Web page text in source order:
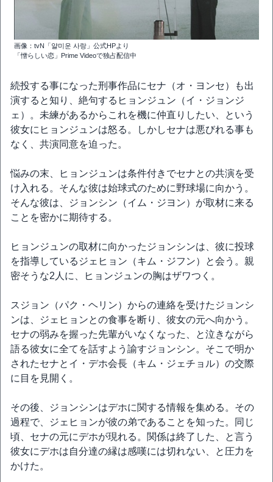
画像：tvN「얄미운 사랑」公式HPより
「憎らしい恋」Prime Videoで独占配信中
続投する事になった刑事作品にセナ（オ・ヨンセ）も出
演すると知り、絶句するヒョンジュン（イ・ジョンジ
ェ）。未練があるからこれを機に仲直りしたい、という
彼女にヒョンジュンは怒る。しかしセナは悪びれる事も
なく、共演同意を迫った。
悩みの末、ヒョンジュンは条件付きでセナとの共演を受
け入れる。そんな彼は始球式のために野球場に向かう。
そんな彼は、ジョンシン（イム・ジヨン）が取材に来る
ことを密かに期待する。
ヒョンジュンの取材に向かったジョンシンは、彼に投球
を指導しているジェヒョン（キム・ジフン）と会う。親
密そうな2人に、ヒョンジュンの胸はザワつく。
スジョン（パク・ヘリン）からの連絡を受けたジョンシ
ンは、ジェヒョンとの食事を断り、彼女の元へ向かう。
セナの弱みを握った先輩がいなくなった、と泣きながら
語る彼女に全てを話すよう諭すジョンシン。そこで明か
されたセナとイ・デホ会長（キム・ジェチョル）の交際
に目を見開く。
その後、ジョンシンはデホに関する情報を集める。その
過程で、ジェヒョンが彼の弟であることを知った。同じ
頃、セナの元にデホが現れる。関係は終了した、と言う
彼女にデホは自分達の縁は感嘆には切れない、と圧力を
かけた。